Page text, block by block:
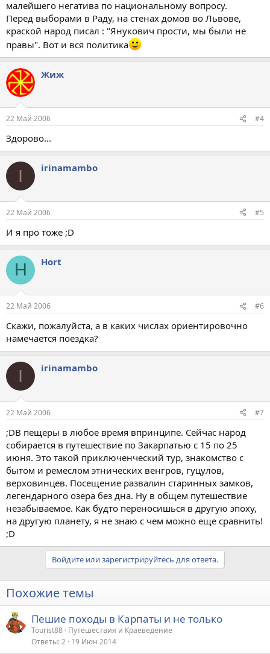
малейшего негатива по национальному вопросу.
Перед выборами в Раду, на стенах домов во Львове,
краской народ писал : "Янукович прости, мы были не
правы". Вот и вся политика
Жиж
22 Май 2006 #4
Здорово...
I irinamambo
22 Май 2006 #5
И я про тоже ;D
H Hort
22 Май 2006 #6
Скажи, пожалуйста, а в каких числах ориентировочно
намечается поездка?
I irinamambo
22 Май 2006 #7
;DВ пещеры в любое время впринципе. Сейчас народ
собирается в путешествие по Закарпатью с 15 по 25
июня. Это такой приключенческий тур, знакомство с
бытом и ремеслом этнических венгров, гуцулов,
верховинцев. Посещение развалин старинных замков,
легендарного озера без дна. Ну в общем путешествие
незабываемое. Как будто переносишься в другую эпоху,
на другую планету, я не знаю с чем можно еще сравнить!
;D
Войдите или зарегистрируйтесь для ответа.
Похожие темы
Пешие походы в Карпаты и не только
Tourist88 Путешествия и Краеведение
Ответы 2 19 Июн 2014